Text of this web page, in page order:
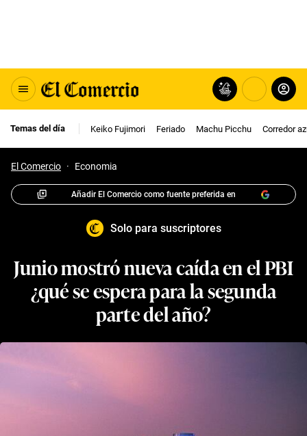
Temas del día Keiko Fujimori Feriado Machu Picchu Corredor
El Comercio · Economia
Añadir El Comercio como fuente preferida en
Solo para suscriptores
Junio mostró nueva caída en el PBI
¿qué se espera para la segunda
parte del año?